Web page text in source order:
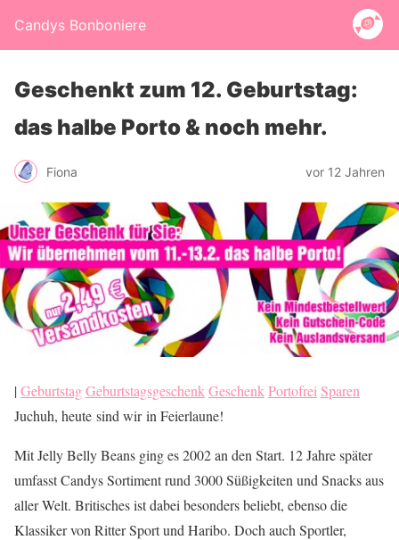
Candys Bonboniere
Geschenkt zum 12. Geburtstag:
das halbe Porto & noch mehr.
Fiona vor 12 Jahren
|GeburtstagGeburtstagsgeschenk Geschenk Portofrei Sparen
Juchuh, heute sind wir in Feierlaune!
Mit Jelly Belly Beans ging es 2002 an den Start. 12 Jahre später
umfasst Candys Sortiment rund 3000 Süßigkeiten und Snacks aus
aller Welt. Britisches ist dabei besonders beliebt, ebenso die
Klassiker von Ritter Sport und Haribo. Doch auch Sportler,